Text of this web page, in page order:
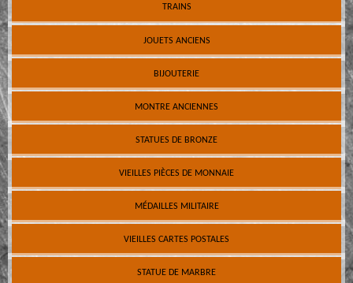
TRAINS
JOUETS ANCIENS
BIJOUTERIE
MONTRE ANCIENNES
STATUES DE BRONZE
VIEILLES PIÈCES DE MONNAIE
MÉDAILLES MILITAIRE
VIEILLES CARTES POSTALES
STATUE DE MARBRE